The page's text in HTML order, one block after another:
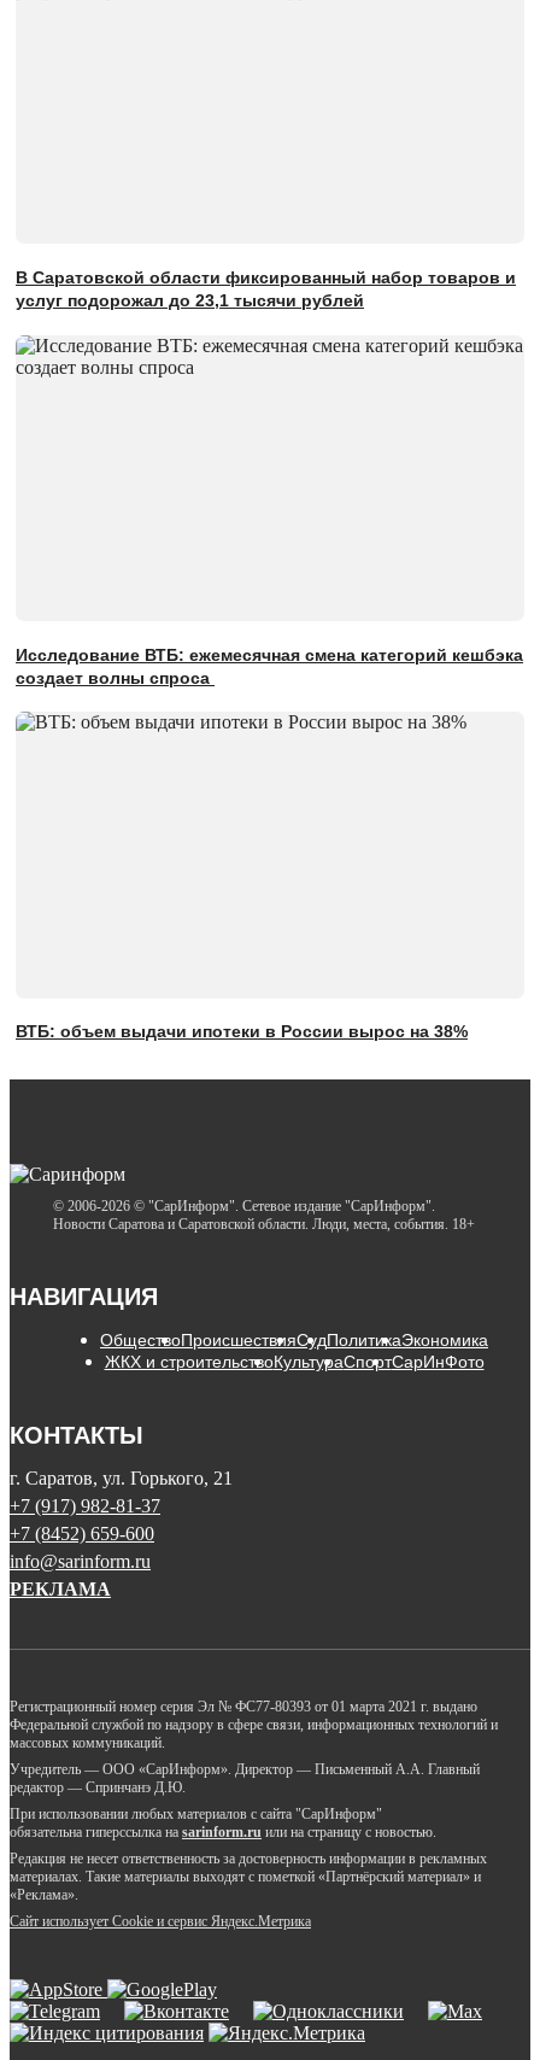
В Саратовской области фиксированный набор товаров и
услуг подорожал до 23,1 тысячи рублей
Исследование ВТБ: ежемесячная смена категорий кешбэка
создает волны спроса
ВТБ: объем выдачи ипотеки в России вырос на 38%
© 2006-2026 © "СарИнформ". Сетевое издание "СарИнформ".
Новости Саратова и Саратовской области. Люди, места, события. 18+
НАВИГАЦИЯ
ОбществоПроисшествияСудПолитикаЭкономика
ЖКХ и строительствоКультураСпортСарИнФото
КОНТАКТЫ
г. Саратов, ул. Горького, 21
+7 (917) 982-81-37
+7 (8452) 659-600
info@sarinform.ru
РЕКЛАМА
Регистрационный номер серия Эл № ФС77-80393 от 01 марта 2021 г. выдано
Федеральной службой по надзору в сфере связи, информационных технологий и
массовых коммуникаций.
Учредитель — ООО «СарИнформ». Директор — Письменный А.А. Главный
редактор — Спринчанэ Д.Ю.
При использовании любых материалов с сайта "СарИнформ"
обязательна гиперссылка на sarinform.ru или на страницу с новостью.
Редакция не несет ответственность за достоверность информации в рекламных
материалах. Такие материалы выходят с пометкой «Партнёрский материал» и
«Реклама».
Сайт использует Cookie и сервиc Яндекс.Метрика